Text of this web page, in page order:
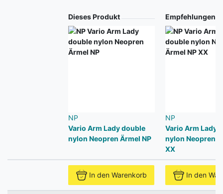
Dieses Produkt
NP
Vario Arm Lady double
nylon Neopren Ärmel NP
Empfehlungen
NP
Vario Arm Lady
nylon Neopren
XX
In den Warenkorb In den